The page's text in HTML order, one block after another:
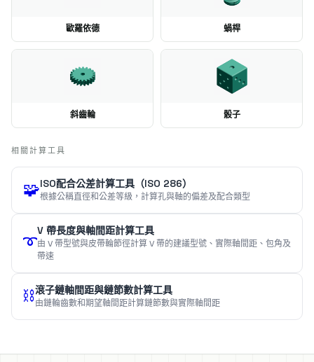
歐羅依德 蝸桿
斜齒輪 骰子
相關計算工具
🧩ISO配合公差計算工具（ISO 286）
根據公稱直徑和公差等級，計算孔與軸的偏差及配合類型
➰
V 帶長度與軸間距計算工具
由 V 帶型號與皮帶輪節徑計算 V 帶的建議型號、實際軸間距、包角及
帶速
⛓️滾子鏈軸間距與鏈節數計算工具
由鏈輪齒數和期望軸間距計算鏈節數與實際軸間距